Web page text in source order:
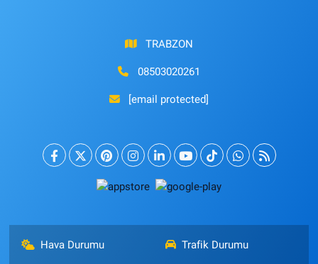
TRABZON
08503020261
[email protected]
Hava Durumu Trafik Durumu